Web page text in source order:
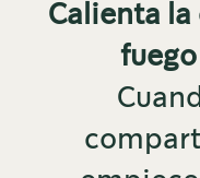
Calienta